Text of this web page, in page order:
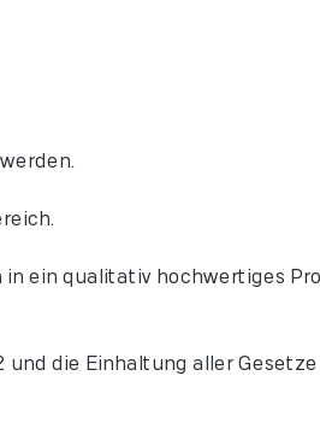
in ein qualitativ hochwertiges
die Einhaltung aller